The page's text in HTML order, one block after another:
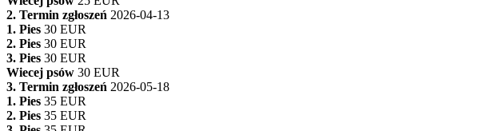
2. Termin zgłoszeń 2026-04-13
1. Pies 30 EUR
2. Pies 30 EUR
3. Pies 30 EUR
Wiecej psów 30 EUR
3. Termin zgłoszeń 2026-05-18
1. Pies 35 EUR
2. Pies 35 EUR